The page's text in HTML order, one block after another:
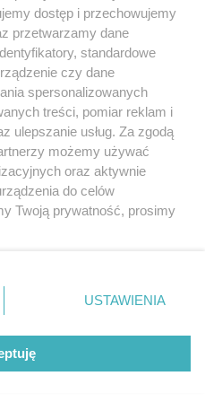
20. urodzin portalu
wSzczecinie.pl
Regulamin konkursów
śniadaniówka "Hej
Szczecin! Jest piątek!"
by GOD
dostęp i przechowujemy
przetwarzamy dane
standardowe
czy dane
spersonalizowanych
treści, pomiar reklam i
ulepszanie usług. Za zgodą
możemy używać
oraz aktywnie
do celów
Twoją prywatność, prosimy
lewym dolnym rogu strony
danych nie wymagają
będą miały
USTAWIENIA